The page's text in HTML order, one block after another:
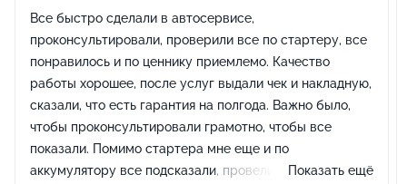
Все быстро сделали в автосервисе,
проконсультировали, проверили все по стартеру, все
понравилось и по ценнику приемлемо. Качество
работы хорошее, после услуг выдали чек и накладную,
сказали, что есть гарантия на полгода. Важно было,
чтобы проконсультировали грамотно, чтобы все
показали. Помимо стартера мне еще и по
аккумулятору все подсказали, провели диагностику и
Показать ещё